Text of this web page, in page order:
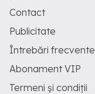
Contact
Publicitate
Întrebări frecvente
Abonament VIP
Termeni și condiții